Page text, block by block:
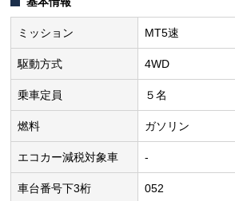
ミッション MT5速
駆動方式 4WD
乗車定員 ５名
燃料 ガソリン
エコカー減税対象車 -
車台番号下3桁 052